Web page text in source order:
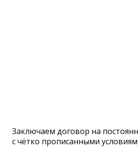
Заключаем договор на
с чётко прописанными